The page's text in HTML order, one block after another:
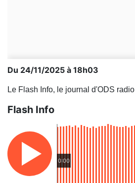
Du 24/11/2025 à 18h03
Le Flash Info, le journal d'ODS radio
Flash Info
0:00